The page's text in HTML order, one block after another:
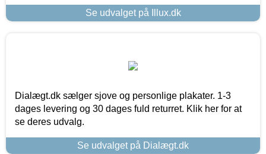
Se udvalget på Illux.dk
Dialægt.dk sælger sjove og personlige plakater. 1-3
dages levering og 30 dages fuld returret. Klik her for at
se deres udvalg.
Se udvalget på Dialægt.dk